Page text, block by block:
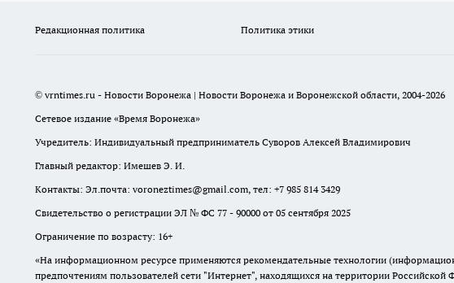
Редакционная политика Политика этики
© vrntimes.ru - Новости Воронежа | Новости Воронежа и Воронежской области, 2004-2026
Сетевое издание «Время Воронежа»
Учредитель: Индивидуальный предприниматель Суворов Алексей Владимирович
Главный редактор: Имешев Э. И.
Контакты: Эл.почта: voroneztimes@gmail.com, тел: +7 985 814 3429
Свидетельство о регистрации ЭЛ № ФС 77 - 90000 от 05 сентября 2025
Ограничение по возрасту: 16+
«На информационном ресурсе применяются рекомендательные технологии
предпочтениям пользователей сети "Интернет", находящихся на территории Российской